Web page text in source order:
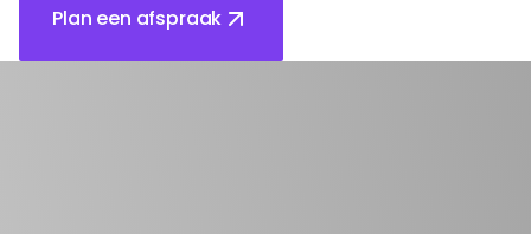
Plan een afspraak